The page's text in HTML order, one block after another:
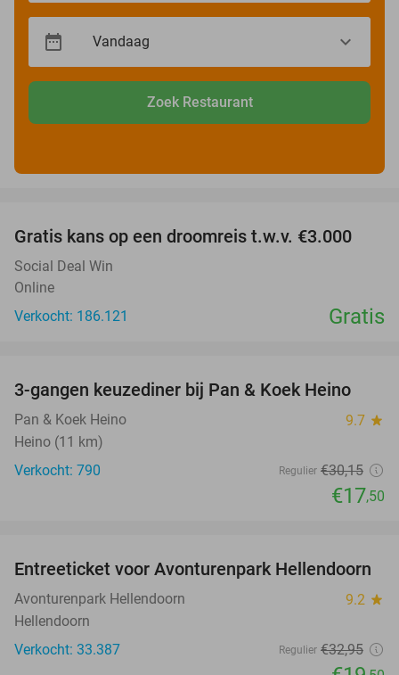
Zoek Restaurant
Gratis kans op een droomreis t.w.v. €3.000
Social Deal Win
Online
Verkocht: 186.121
Gratis
42%
3-gangen keuzediner bij Pan & Koek Heino
Pan & Koek Heino 9.7 star
Heino (11 km)
Verkocht: 790
Regulier €30,15
€17,50
41%
Entreeticket voor Avonturenpark Hellendoorn
Avonturenpark Hellendoorn 9.2 star
Hellendoorn
Verkocht: 33.387
Regulier €32,95